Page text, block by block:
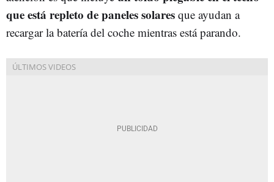
que está repleto de paneles solares que ayudan a
recargar la batería del coche mientras está parando.